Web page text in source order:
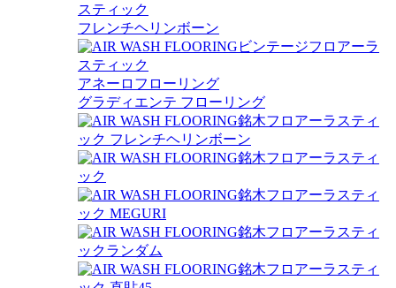
スティック
フレンチヘリンボーン
ビンテージフロアーラ
スティック
アネーロフローリング
グラディエンテ フローリング
銘木フロアーラスティ
ック フレンチヘリンボーン
銘木フロアーラスティ
ック
銘木フロアーラスティ
ック MEGURI
銘木フロアーラスティ
ックランダム
銘木フロアーラスティ